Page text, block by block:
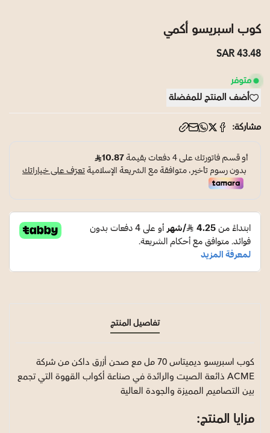
كوب اسبريسو أكمي
43.48 SAR
متوفر
أضف المنتج للمفضلة
مشاركة:
تفاصيل المنتج
كوب اسبريسو ديميتاس 70 مل مع صحن أزرق داكن من شركة
ACME ذائعة الصيت والرائدة في صناعة أكواب القهوة التي تجمع
بين التصاميم المميزة والجودة العالية
مزايا المنتج: